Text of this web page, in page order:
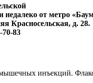
недалеко от метро
Красносельская, д. 28.
70-83
инъекций.